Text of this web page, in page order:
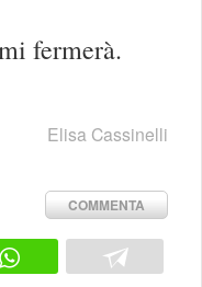
fermerà.
Elisa Cassinelli
COMMENTA